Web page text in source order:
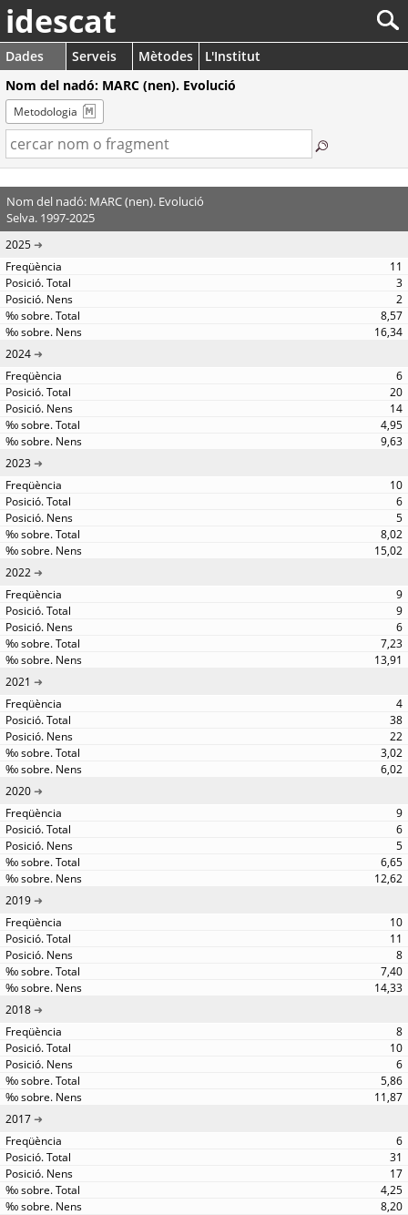
idescat
Dades Serveis Mètodes
L'Institut
Nom del nadó: MARC (nen). Evolució
Metodologia
Nom del nadó: MARC (nen). Evolució
Selva. 1997-2025
2025
11
3
2
8,57
16,34
2024
6
20
14
4,95
9,63
2023
10
6
5
8,02
15,02
2022
9
9
6
7,23
13,91
2021
4
38
22
3,02
6,02
2020
9
6
5
6,65
12,62
2019
10
11
8
7,40
14,33
2018
8
10
6
5,86
11,87
2017
6
31
17
4,25
8,20